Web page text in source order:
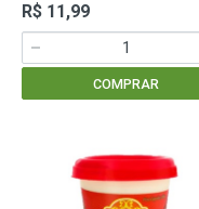
R$ 11,99
COMPRAR